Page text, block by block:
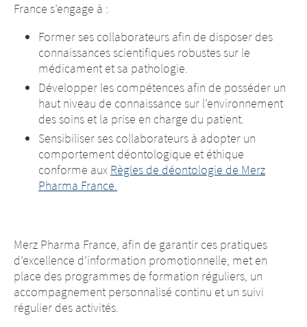
France s’engage à :
Former ses collaborateurs afin de disposer des
connaissances scientifiques robustes sur le
médicament et sa pathologie.
Développer les compétences afin de posséder un
haut niveau de connaissance sur l’environnement
des soins et la prise en charge du patient.
Sensibiliser ses collaborateurs à adopter un
comportement déontologique et éthique
conforme aux Règles de déontologie de Merz
Pharma France.
Merz Pharma France, afin de garantir ces pratiques
d’excellence d’information promotionnelle, met en
place des programmes de formation réguliers, un
accompagnement personnalisé continu et un suivi
régulier des activités.